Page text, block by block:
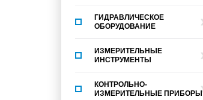
ГИДРАВЛИЧЕСКОЕ
ОБОРУДОВАНИЕ
ИЗМЕРИТЕЛЬНЫЕ
ИНСТРУМЕНТЫ
КОНТРОЛЬНО-
ИЗМЕРИТЕЛЬНЫЕ ПРИБОРЫ